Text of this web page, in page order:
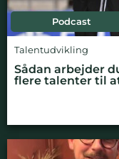
Podcast
Talentudvikling
Sådan arbejder
flere talenter til